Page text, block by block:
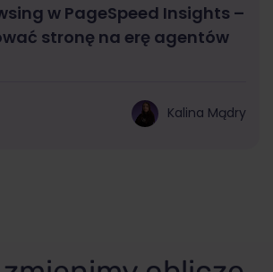
w PageSpeed Insights –
stronę na erę agentów
Kalina Mądry